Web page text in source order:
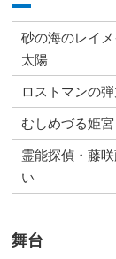
砂の海のレイ
太陽
ロストマンの
むしめづる姫宮
霊能探偵・藤
い
舞台